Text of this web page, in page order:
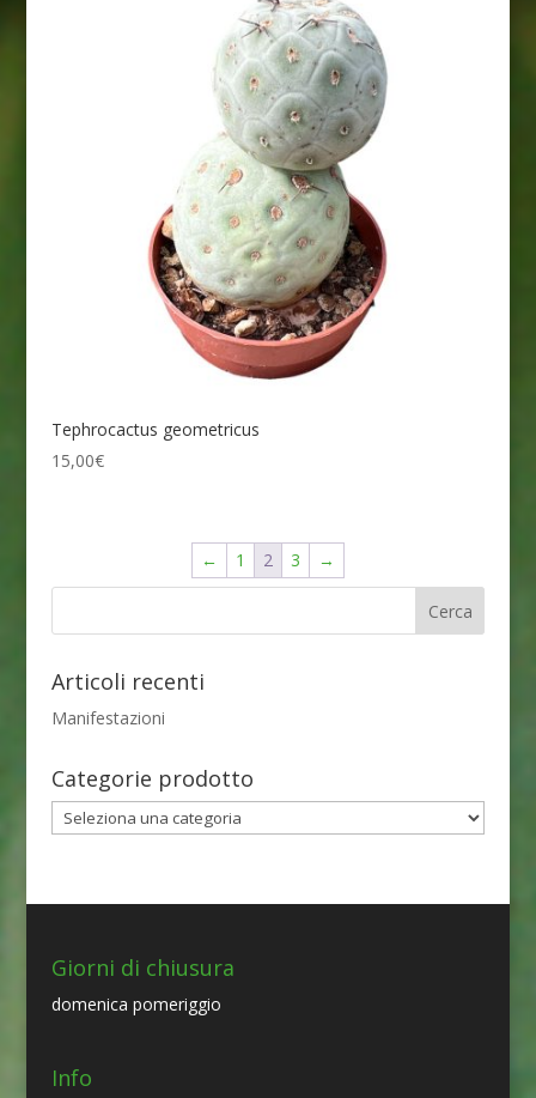
Tephrocactus geometricus
15,00€
← 1 2 3 →
Articoli recenti
Manifestazioni
Categorie prodotto
Giorni di chiusura
domenica pomeriggio
Info